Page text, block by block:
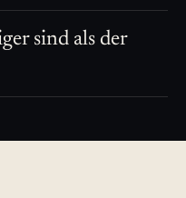
sind als der